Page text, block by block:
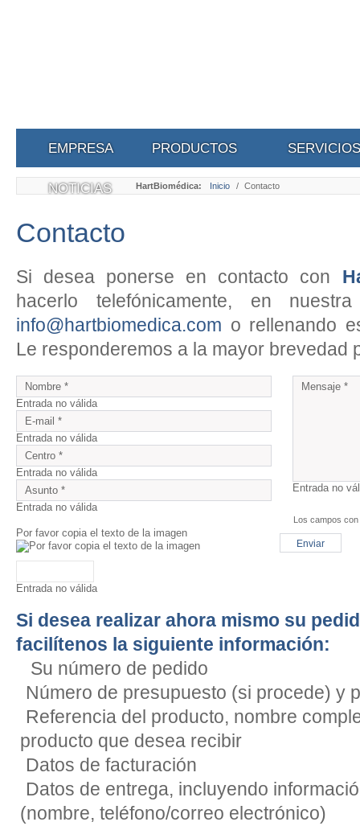
EMPRESA PRODUCTOS SERVICIOS
NOTICIAS HartBiomédica: Inicio / Contacto
Contacto
Si desea ponerse en contacto con
hacerlo telefónicamente, en
info@hartbiomedica.com o rellenando
Le responderemos a la mayor brevedad
Entrada no válida
Entrada no válida
Entrada no válida
Entrada no válida
Entrada no
Los campos
Por favor copia el texto de la imagen
Entrada no válida
Si desea realizar ahora mismo su
facilítenos la siguiente información:
Su número de pedido
Número de presupuesto (si procede) y
Referencia del producto, nombre
producto que desea recibir
Datos de facturación
Datos de entrega, incluyendo
(nombre, teléfono/correo electrónico)